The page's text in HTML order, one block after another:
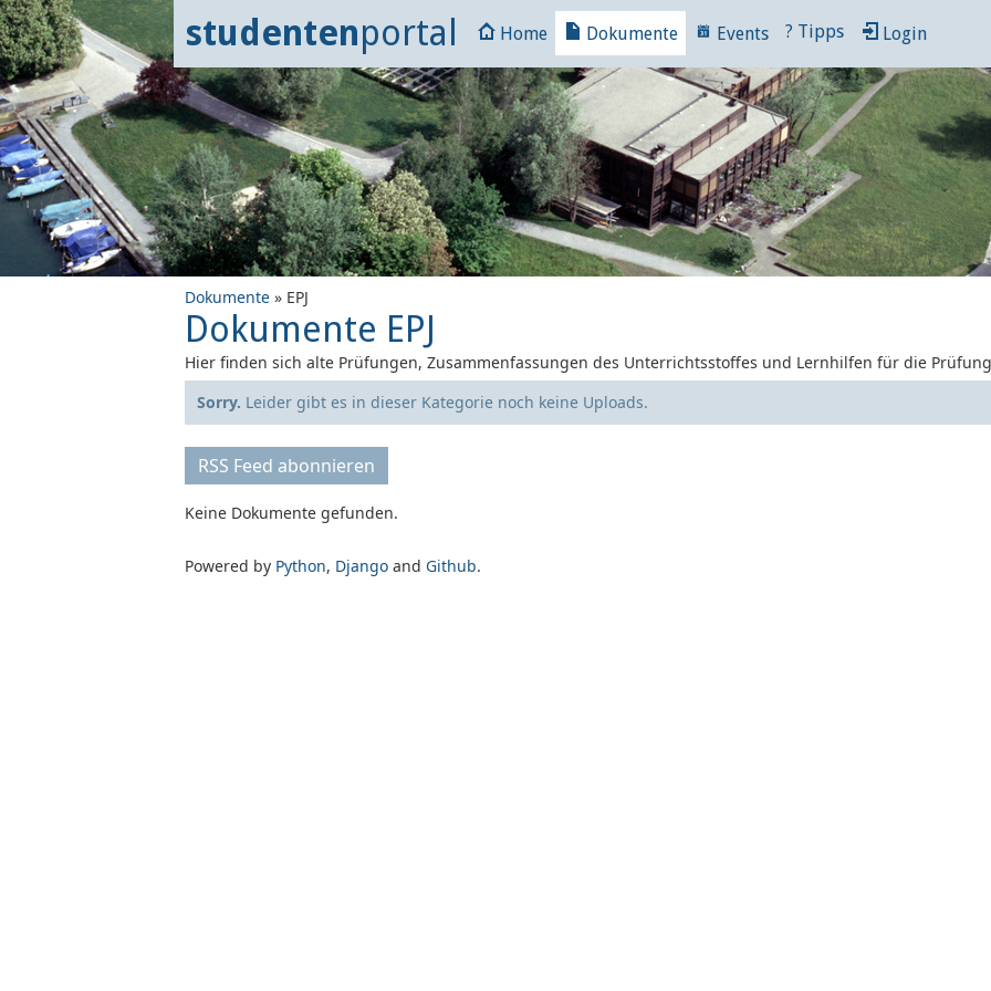
studentenportal Home Dokumente Events ? Tipps Login
Dokumente » EPJ
Dokumente EPJ
Hier finden sich alte Prüfungen, Zusammenfassungen des Unterrichtsstoffes und Lernhilfen für die
Sorry. Leider gibt es in dieser Kategorie noch keine Uploads.
RSS Feed abonnieren
Keine Dokumente gefunden.
Powered by Python, Django and Github.